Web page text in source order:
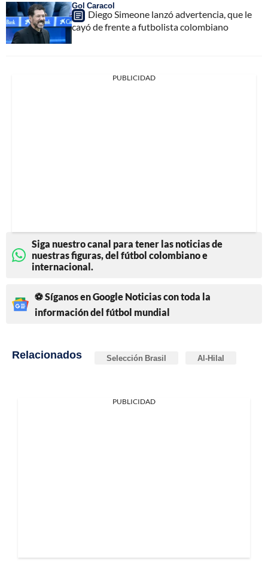
Gol Caracol
Diego Simeone lanzó advertencia, que le
cayó de frente a futbolista colombiano
PUBLICIDAD
Siga nuestro canal para tener las noticias de
nuestras figuras, del fútbol colombiano e
internacional.
⚽ Síganos en Google Noticias con toda la
información del fútbol mundial
Relacionados Selección Brasil Al-Hilal
PUBLICIDAD